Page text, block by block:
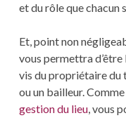
et du rôle que chacun
Et, point non
vous permettra
vis du propriétaire du
ou un bailleur. Comme
gestion du lieu, vous